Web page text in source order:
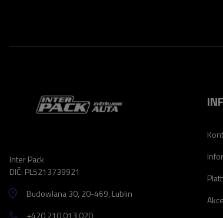
Inter Pack
DIČ: PL5213739921
Budowlana 30, 20-469, Lublin
+420 210 013 020
Akce